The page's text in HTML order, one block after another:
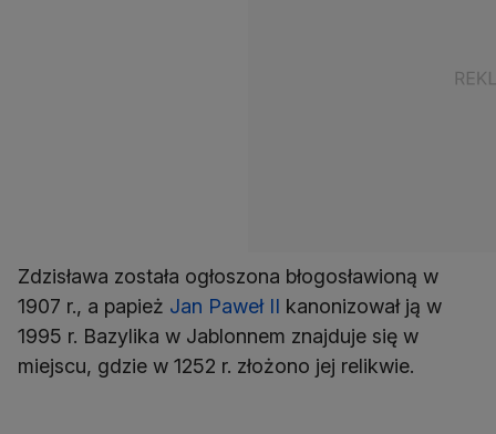
Zdzisława została ogłoszona błogosławioną w
1907 r., a papież Jan Paweł II kanonizował ją w
1995 r. Bazylika w Jablonnem znajduje się w
miejscu, gdzie w 1252 r. złożono jej relikwie.